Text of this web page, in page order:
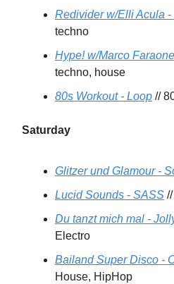
Redivider w/Elli Acula
techno
Hype! w/Marco
techno, house
80s Workout - Loop //
Saturday
Glitzer und Glamour -
Lucid Sounds - SASS
Du tanzt mich mal -
Electro
Bailand Super Disco -
House, HipHop